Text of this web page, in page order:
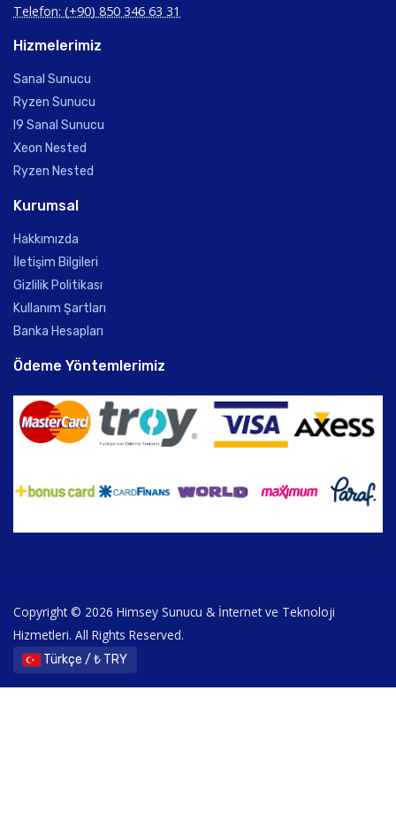
Telefon: (+90) 850 346 63 31
Hizmelerimiz
Sanal Sunucu
Ryzen Sunucu
I9 Sanal Sunucu
Xeon Nested
Ryzen Nested
Kurumsal
Hakkımızda
İletişim Bilgileri
Gizlilik Politikası
Kullanım Şartları
Banka Hesapları
Ödeme Yöntemlerimiz
Copyright © 2026 Himsey Sunucu & İnternet ve Teknoloji
Hizmetleri. All Rights Reserved.
Türkçe / ₺ TRY